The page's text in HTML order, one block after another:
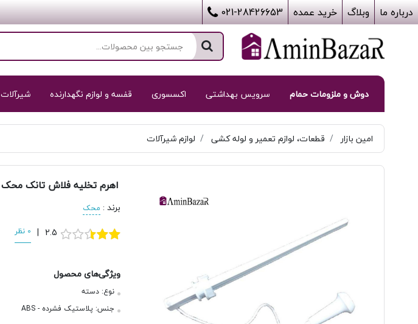
درباره ما وبلاگ خرید عمده 021-28426653
دوش و ملزومات حمام سرویس بهداشتی اکسسوری قفسه و لوازم نگهدارنده شیرآلات
امین بازار قطعات، لوازم تعمیر و لوله کشی لوازم شیرآلات
اهرم تخلیه فلاش تانک محک
برند: محک
2.5
| 0 نظر
ویژگی‌های محصول
نوع: دسته
جنس: پلاستیک فشرده - ABS